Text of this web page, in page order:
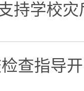
持学校
查指导